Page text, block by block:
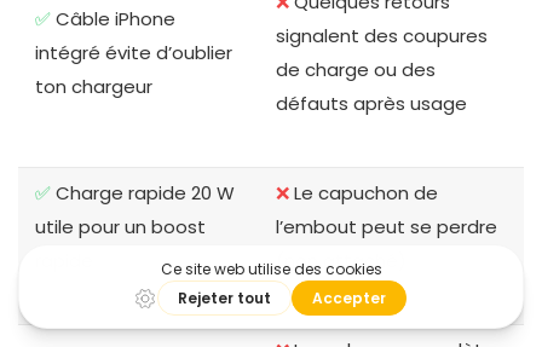
✅Câble iPhone
intégré évite d’oublier
ton chargeur
signalent des coupures
de charge ou des
défauts après usage
✅Charge rapide 20 W
utile pour un boost
❌Le capuchon de
l’embout peut se perdre
(non attaché)